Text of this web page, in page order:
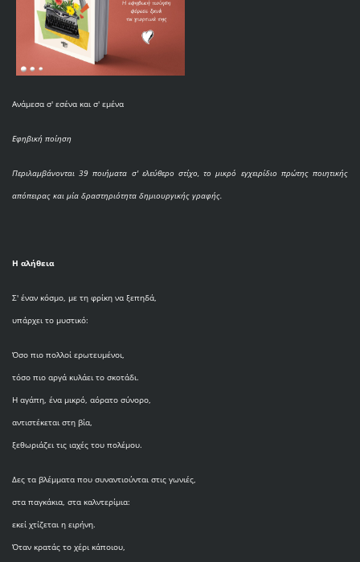
Ανάμεσα σ' εσένα και σ' εμένα
Εφηβική ποίηση
Περιλαμβάνονται 39 ποιήματα σ' ελεύθερο στίχο, το μικρό εγχειρίδιο πρώτης ποιητικής
απόπειρας και μία δραστηριότητα δημιουργικής γραφής.
Η αλήθεια
Σ' έναν κόσμο, με τη φρίκη να ξεπηδά,
υπάρχει το μυστικό:
Όσο πιο πολλοί ερωτευμένοι,
τόσο πιο αργά κυλάει το σκοτάδι.
Η αγάπη, ένα μικρό, αόρατο σύνορο,
αντιστέκεται στη βία,
ξεθωριάζει τις ιαχές του πολέμου.
Δες τα βλέμματα που συναντιούνται στις γωνιές,
στα παγκάκια, στα καλντερίμια:
εκεί χτίζεται η ειρήνη.
Όταν κρατάς το χέρι κάποιου,